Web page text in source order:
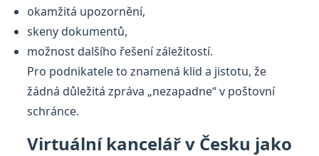
okamžitá upozornění,
skeny dokumentů,
možnost dalšího řešení záležitostí.
Pro podnikatele to znamená klid a jistotu, že
žádná důležitá zpráva „nezapadne“ v poštovní
schránce.
Virtuální kancelář v Česku jako